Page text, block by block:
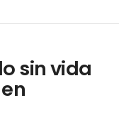
sin vida